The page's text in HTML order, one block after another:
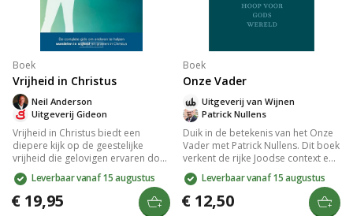
Boek
Vrijheid in Christus
Uitgeverij Gideon
Neil Anderson
Vrijheid in Christus biedt een
diepere kijk op de geestelijke
vrijheid die gelovigen ervaren door
hun relatie met Jezus. Het boek
verkent thema's als genade,
verlossing en de waarheid van
Gods woord, en moedigt je aan
Leverbaar vanaf 15 augustus
€ 19,95
Boek
Onze Vader
Patrick Nullens
Uitgeverij van Wijnen
Duik in de betekenis van het Onze
Vader met Patrick Nullens. Dit boek
verkent de rijke Joodse context en
de hedendaagse relevantie voor
de kerk. Ideaal voor persoonlijke
verdieping en groepsdiscussies,
het biedt een frisse blik op gebed,
Leverbaar vanaf 15 augustus
€ 12,50